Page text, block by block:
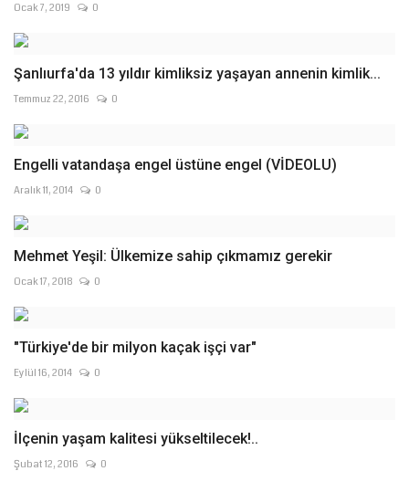
Ocak 7, 2019 0
Şanlıurfa'da 13 yıldır kimliksiz yaşayan annenin kimlik...
Temmuz 22, 2016 0
Engelli vatandaşa engel üstüne engel (VİDEOLU)
Aralık 11, 2014 0
Mehmet Yeşil: Ülkemize sahip çıkmamız gerekir
Ocak 17, 2018 0
"Türkiye'de bir milyon kaçak işçi var"
Eylül 16, 2014 0
İlçenin yaşam kalitesi yükseltilecek!..
Şubat 12, 2016 0